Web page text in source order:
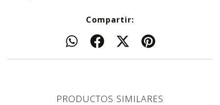
Compartir:
PRODUCTOS SIMILARES